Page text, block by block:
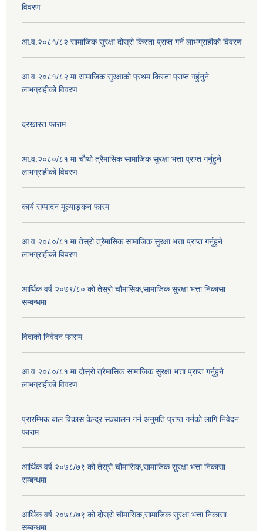
विवरण
आ.व.२०८१/८२ सामाजिक सुरक्षा दोस्रो किस्ता प्राप्त गर्ने लाभग्राहीको विवरण
आ.व.२०८१/८२ मा सामाजिक सुरक्षाको प्रथम किस्ता प्राप्त गर्हुनुने
लाभग्राहीको विवरण
दरखास्त फाराम
आ.व.२०८०/८१ मा चौथो त्रैमासिक सामाजिक सुरक्षा भत्ता प्राप्त गर्नुहुने
लाभग्राहीको विवरण
कार्य सम्पादन मूल्याङ्कन फारम
आ.व.२०८०/८१ मा तेस्रो त्रैमासिक सामाजिक सुरक्षा भत्ता प्राप्त गर्नुहुने
लाभग्राहीको विवरण
आर्थिक वर्ष २०७९/८० को तेस्रो चौमासिक,सामाजिक सुरक्षा भत्ता निकासा
सम्बन्धमा
विदाको निवेदन फाराम
आ.व.२०८०/८१ मा दोस्रो त्रैमासिक सामाजिक सुरक्षा भत्ता प्राप्त गर्नुहुने
लाभग्राहीको विवरण
प्रारम्भिक बाल विकास केन्द्र सञ्चालन गर्न अनुमति प्राप्त गर्नको लागि निवेदन
फाराम
आर्थिक वर्ष २०७८/७९ को तेस्रो चौमासिक,सामाजिक सुरक्षा भत्ता निकासा
सम्बन्धमा
आर्थिक वर्ष २०७८/७९ को दोस्रो चौमासिक,सामाजिक सुरक्षा भत्ता निकासा
सम्बन्धमा